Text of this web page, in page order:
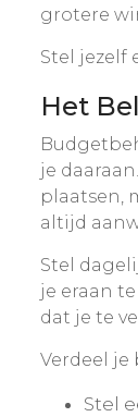
grotere
Stel jezelf
Het
je
plaatsen,
altijd
Stel
je eraan
dat je te
Verdeel
Stel